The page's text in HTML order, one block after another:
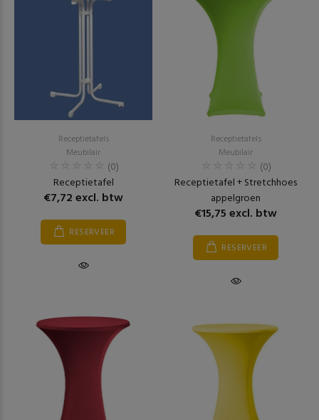
Receptietafels
Meubilair
(0)
Receptietafel
€7,72 excl. btw
RESERVEER
Receptietafels
Meubilair
(0)
Receptietafel + Stretchhoes
appelgroen
€15,75 excl. btw
RESERVEER